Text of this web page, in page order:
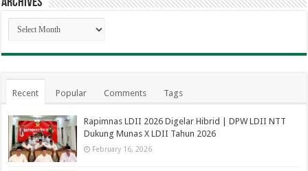
Archives
Archives
Recent Popular Comments Tags
Rapimnas LDII 2026 Digelar Hibrid | DPW LDII NTT
Dukung Munas X LDII Tahun 2026
February 16, 2026